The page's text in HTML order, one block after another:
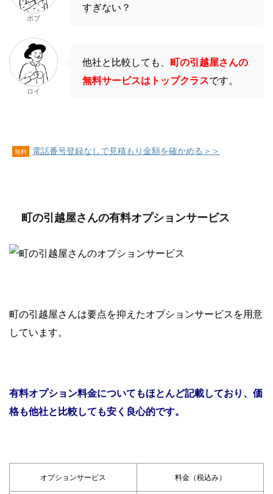
ボブ
すぎない？
ロイ
他社と比較しても、 町の引越屋さんの
無料サービスはトップクラスです。
無料 電話番号登録なしで見積もり金額を確かめる＞＞
町の引越屋さんの有料オプションサービス
町の引越屋さんは要点を抑えたオプションサービスを用意
しています。
有料オプション料金についてもほとんど記載しており、価
格も他社と比較しても安く良心的です。
オプションサービス 料金（税込み）